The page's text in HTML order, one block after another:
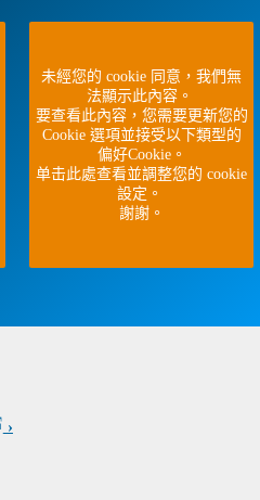
未經您的 cookie 同意，我們無
法顯示此內容。
要查看此內容，您需要更新您的
Cookie 選項並接受以下類型的
偏好Cookie。
单击此處查看並調整您的 cookie
設定。
謝謝。